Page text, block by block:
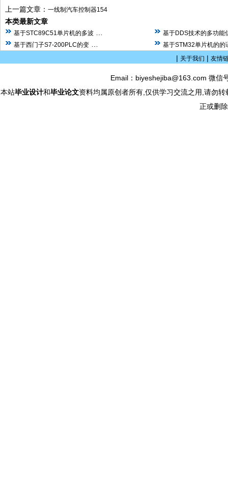
上一篇文章： 一线制汽车控制器154
本类最新文章
基于STC89C51单片机的多波
基于DDS技术的多功能
基于西门子S7-200PLC的变
基于STM32单片机的的
| 关于我们 | 友情
Email：biyeshejiba@163.com 微
本站毕业设计和毕业论文资料均属原创者所有,仅供学习交流之用,请勿
正或删